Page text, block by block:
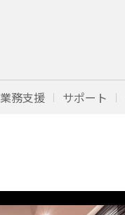
業務支援 サポート